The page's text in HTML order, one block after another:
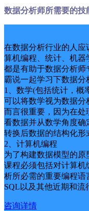
数据分析师所需要的技
在数据分析行业的人
算机编程、统计、机器
都是有助于数据分析
霸说一起学习下数据分
1、数学(包括统计，概
可以将数学视为数据
而言很重要，因为在
看数据并从数学角度
转换后数据的结构化形
2、计算机编程
为了构建数据模型的
课程必须包括对计算
析所必需的重要编程语
SQL以及其他近期和流
咨询详情